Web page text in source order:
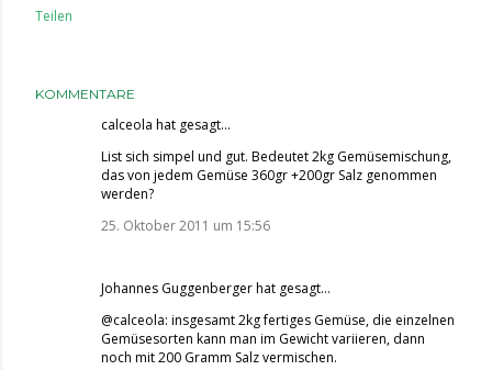
Teilen
KOMMENTARE
calceola hat gesagt…
List sich simpel und gut. Bedeutet 2kg Gemüsemischung,
das von jedem Gemüse 360gr +200gr Salz genommen
werden?
25. Oktober 2011 um 15:56
Johannes Guggenbergerhat gesagt…
@calceola: insgesamt 2kg fertiges Gemüse, die einzelnen
Gemüsesorten kann man im Gewicht variieren, dann
noch mit 200 Gramm Salz vermischen.